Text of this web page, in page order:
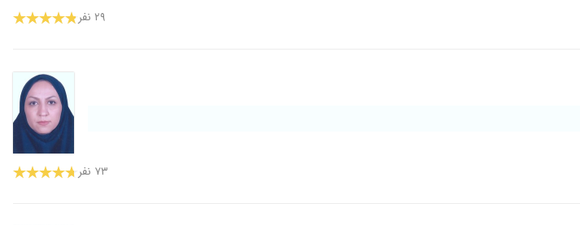
۲۹ نفر
۷۳ نفر